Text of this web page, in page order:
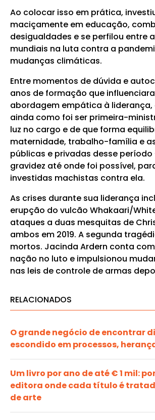
Ao colocar isso em prática,
maciçamente em educação,
desigualdades e se perfilou entre
mundiais na luta contra a
mudanças climáticas.
Entre momentos de dúvida e
anos de formação que
abordagem empática à
ainda como foi ser primeira-
luz no cargo e de que forma
maternidade, trabalho-família e
públicas e privadas desse período
gravidez até onde foi possível,
investidas machistas contra ela.
As crises durante sua liderança
erupção do vulcão Whakaari/
ataques a duas mesquitas de
ambos em 2019. A segunda
mortos. Jacinda Ardern conta
nação no luto e impulsionou
nas leis de controle de armas
RELACIONADOS
O grande negócio de encontrar
escondido em processos,
Um livro por ano de até € 1 mil:
editora onde cada título é
de arte